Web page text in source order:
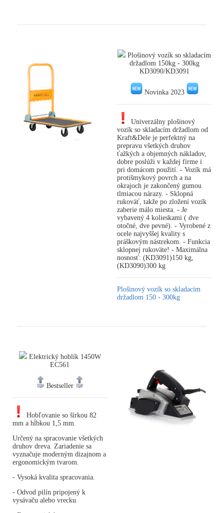
Plošinový vozík so skladacím
držadlom 150kg - 300kg
KD3090/KD3091
Novinka 2023
Univerzálny plošinový
vozík so skladacím držadlom od
Kraft&Dele je perfektný na
prepravu všetkých druhov
ťažkých a objemných nákladov,
dobre poslúži v každej firme i
pri domácom použití. - Vozík má
protišmykový povrch a na
okrajoch je zakončený gumou
tlmiacou nárazy. - Sklopná
rukoväť, takže po zložení vozík
zaberie málo miesta. - Je
vybavený 4 kolieskami ( dve
otočné, dve pevné). - Vyrobené z
ocele najvyššej kvality s
práškovým nástrekom. - Funkcia
sklopnej rukoväte! - Maximálna
nosnosť: (KD3091)150 kg,
(KD3090)300 kg
Plošinový vozík so skladacím
držadlom 150 - 300kg
Elektrický hoblík 1450W
EC561
Bestseller
Hobľovanie so šírkou 82
mm a hĺbkou 1,5 mm.
Určený na spracovanie všetkých
druhov dreva. Zariadenie sa
vyznačuje moderným dizajnom a
ergonomickým tvarom.
- Vysoká kvalita spracovania.
- Odvod pilín pripojený k
vysávaču alebo vrecku.